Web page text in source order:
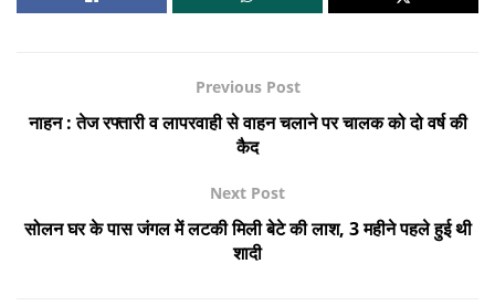
Previous Post
नाहन : तेज रफ्तारी व लापरवाही से वाहन चलाने पर चालक को दो वर्ष की
कैद
Next Post
सोलन घर के पास जंगल में लटकी मिली बेटे की लाश, 3 महीने पहले हुई थी
शादी